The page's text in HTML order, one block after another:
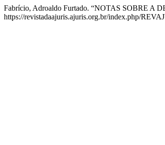
Fabrício, Adroaldo Furtado. “NOTAS SOBRE A
https://revistadaajuris.ajuris.org.br/index.php/